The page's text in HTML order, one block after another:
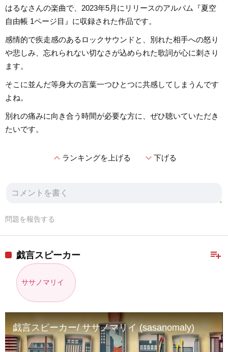
はるなさんの楽曲で、2023年5月にリリースのアルバム『夏空
自由帳 1ページ目』に収録された作品です。
感情的で疾走感のあるロックサウンドと、別れた相手への怒り
や悲しみ、忘れられない切なさが込められた歌詞が心に刺さり
ます。
そこに並んだ等身大の言葉一つひとつに共感してしまうんです
よね。
別れの痛みに向き合う時間が必要な方に、ぜひ聴いていただき
たいです。
expand_lessランキングを上げる expand_more下げる
問題を報告する
playlist_add
戯言スピーカー
ササノマリイ
戯言スピーカー/ ササノマリイ (sasanomaly)